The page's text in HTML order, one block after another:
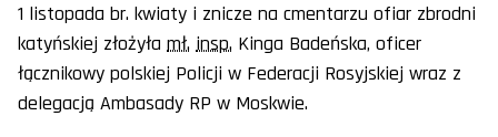
1 listopada br. kwiaty i znicze na cmentarzu ofiar zbrodni
katyńskiej złożyła mł. insp. Kinga Badeńska, oficer
łącznikowy polskiej Policji w Federacji Rosyjskiej wraz z
delegacją Ambasady RP w Moskwie.